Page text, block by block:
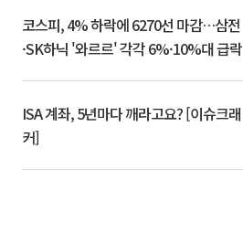
코스피, 4% 하락에 6270선 마감…삼전
·SK하닉 '와르르' 각각 6%·10%대 급락
ISA 계좌, 5년마다 깨라고요? [이슈크래
커]